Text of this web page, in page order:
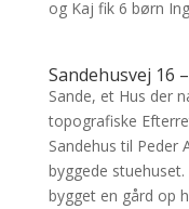
og Kaj fik 6 børn
Sandehusvej 16
Sande, et Hus der
topografiske
Sandehus til Peder
byggede
bygget en gård op